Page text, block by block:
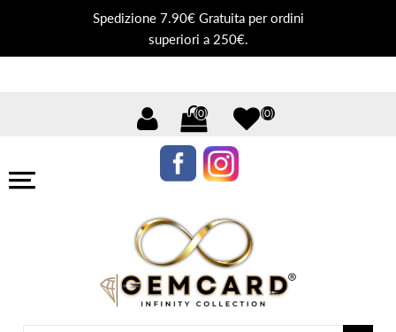
Spedizione 7.90€ Gratuita per ordini
superiori a 250€.
(0) (0)